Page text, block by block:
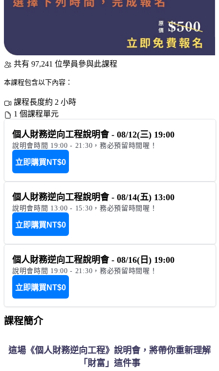
共有 97,241 位學員參與此課程
本課程包含以下內容：
課程長度約 2 小時
1 個課程單元
個人財務逆向工程說明會 - 08/12(三) 19:00
說明會時間 19:00 - 21:30，務必預留時間喔！
立即購買 NT$0
個人財務逆向工程說明會 - 08/14(五) 13:00
說明會時間 13:00 - 15:30，務必預留時間喔！
立即購買 NT$0
個人財務逆向工程說明會 - 08/16(日) 19:00
說明會時間 19:00 - 21:30，務必預留時間喔！
立即購買 NT$0
課程簡介
這場《個人財務逆向工程》說明會，將帶你重新理解
「財富」這件事